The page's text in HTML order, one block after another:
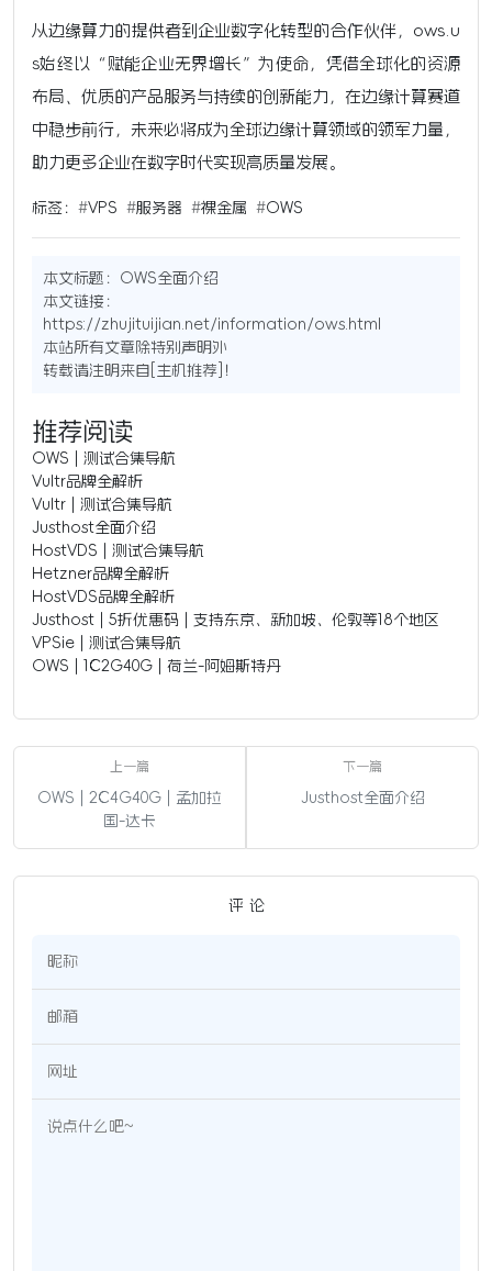
从边缘算力的提供者到企业数字化转型的合作伙伴，ows.u
s始终以“赋能企业无界增长”为使命，凭借全球化的资源
布局、优质的产品服务与持续的创新能力，在边缘计算赛道
中稳步前行，未来必将成为全球边缘计算领域的领军力量，
助力更多企业在数字时代实现高质量发展。
标签： #VPS #服务器 #裸金属 #OWS
本文标题： OWS全面介绍
本文链接：
https://zhujituijian.net/information/ows.html
本站所有文章除特别声明外
转载请注明来自[ 主机推荐 ]！
推荐阅读
OWS | 测试合集导航
Vultr品牌全解析
Vultr | 测试合集导航
Justhost全面介绍
HostVDS | 测试合集导航
Hetzner品牌全解析
HostVDS品牌全解析
Justhost | 5折优惠码 | 支持东京、新加坡、伦敦等18个地区
VPSie | 测试合集导航
OWS | 1C2G40G | 荷兰-阿姆斯特丹
OWS | 2C4G40G | 孟加拉
国-达卡
Justhost全面介绍
评 论